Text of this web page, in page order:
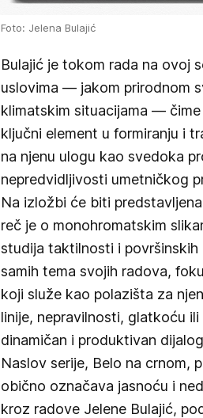
Foto: Jelena Bulajić
Bulajić je tokom rada na ovoj
uslovima — jakom prirodnom
klimatskim situacijama —
ključni element u formiranju i
na njenu ulogu kao svedoka
nepredvidljivosti umetničkog
Na izložbi će biti
reč je o monohromatskim
studija taktilnosti i površinskih
samih tema svojih radova,
koji služe kao polazišta za
linije, nepravilnosti, glatkoću
dinamičan i produktivan
Naslov serije, Belo na crnom,
obično označava jasnoću i
kroz radove Jelene Bulajić,